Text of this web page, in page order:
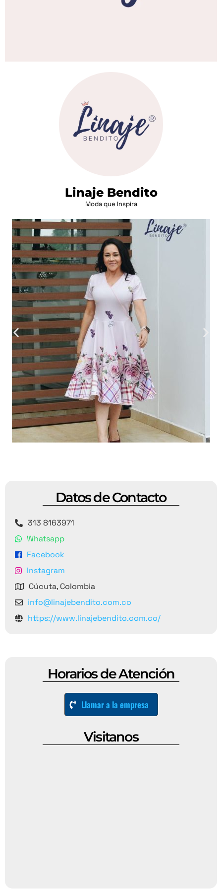
Linaje Bendito
Moda que Inspira
Datos de Contacto
313 8163971
Whatsapp
Facebook
Instagram
Cúcuta, Colombia
info@linajebendito.com.co
https://www.linajebendito.com.co/
Horarios de Atención
Llamar a la empresa
Visitanos